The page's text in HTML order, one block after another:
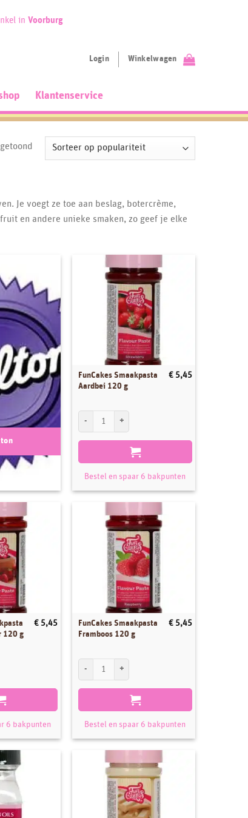
in Voorburg
Login Winkelwagen
Klantenservice
Gesorteerd
Je voegt ze toe aan beslag, botercrème,
en andere unieke smaken, zo geef je elke
FunCakes Smaakpasta
Aardbei 120 g
€ 5,45
Bestel en spaar 6 bakpunten
120 g
€5,45
6 bakpunten
FunCakes Smaakpasta
Framboos 120 g
€ 5,45
Bestel en spaar 6 bakpunten